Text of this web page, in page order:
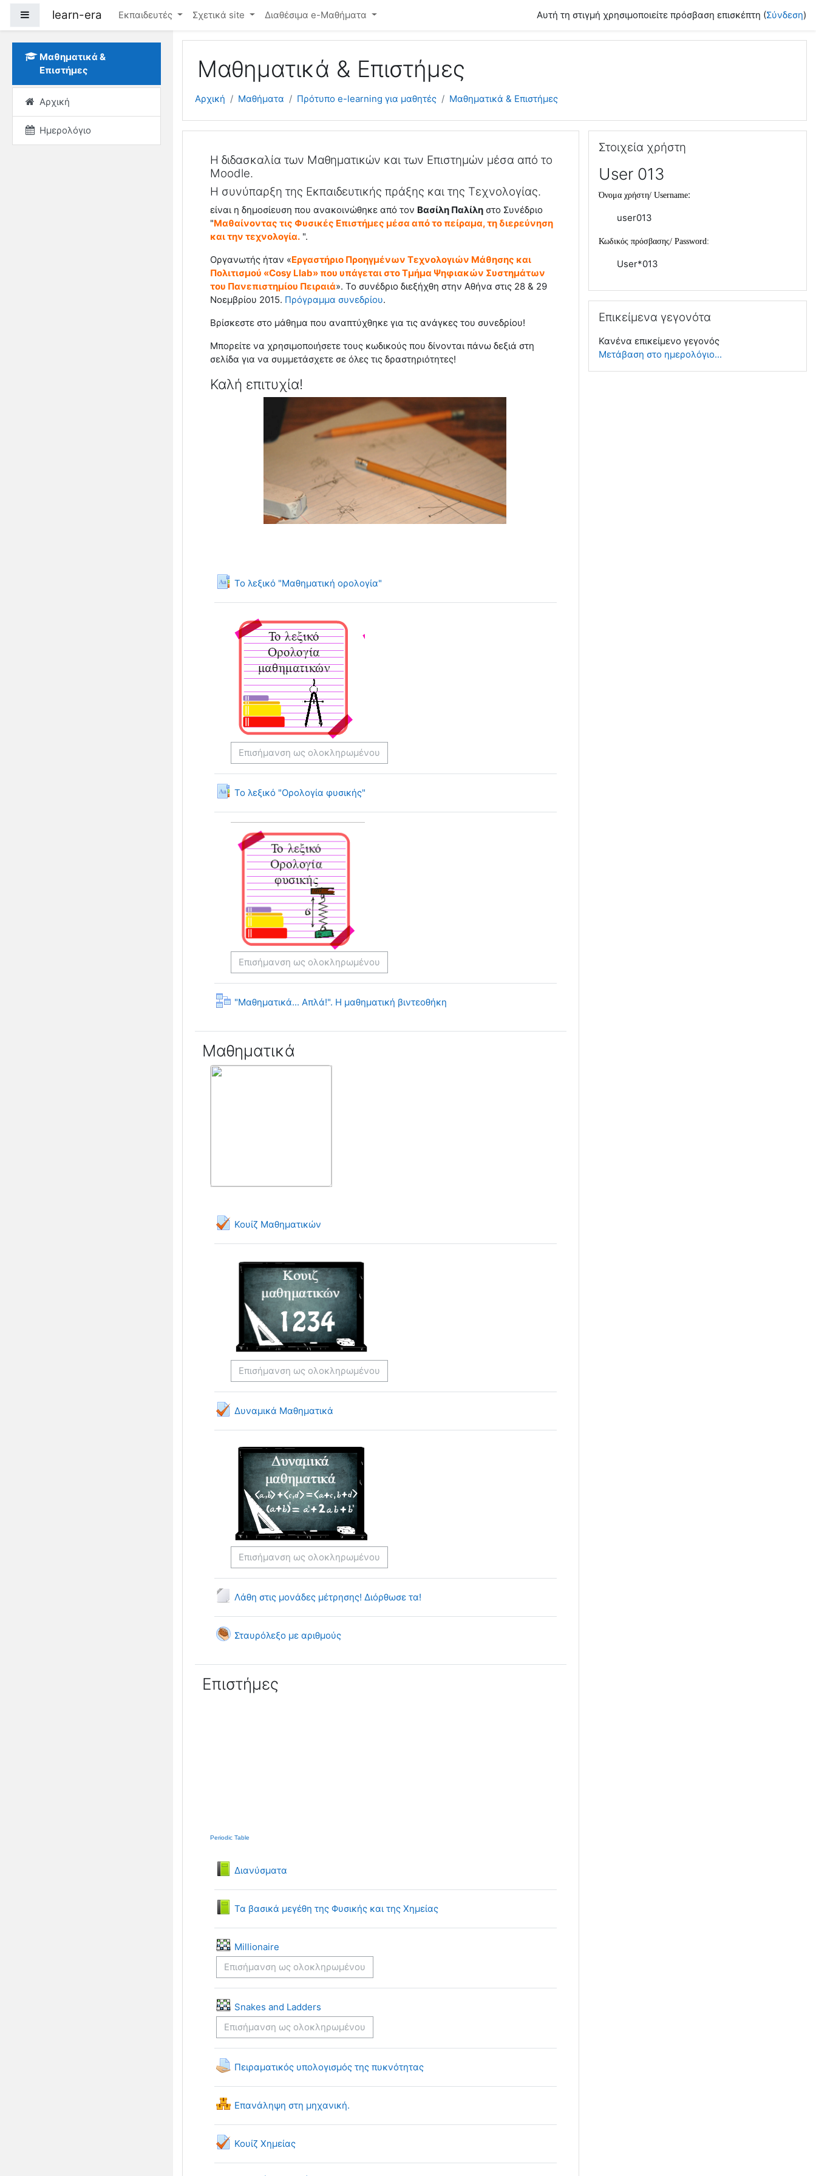
Πλευρικός πίνακας
learn-era Εκπαιδευτές Σχετικά site Διαθέσιμα e-Μαθήματα Αυτή τη στιγμή χρησιμοποιείτε πρόσβαση επισκέπτη (Σύνδεση)
Μαθηματικά &
Επιστήμες
Αρχική
Ημερολόγιο
Μαθηματικά & Επιστήμες
Αρχική Μαθήματα Πρότυπο e-learning για μαθητές Μαθηματικά & Επιστήμες
Περιγραφή θέματος
Γενικά
Η διδασκαλία των Μαθηματικών και των Επιστημών μέσα από το
Moodle.
Η συνύπαρξη της Εκπαιδευτικής πράξης και της Τεχνολογίας.
είναι η δημοσίευση που ανακοινώθηκε από τον Βασίλη Παλίλη στο Συνέδριο
"Μαθαίνοντας τις Φυσικές Επιστήμες μέσα από το πείραμα, τη διερεύνηση
και την τεχνολογία. ".
Οργανωτής ήταν «Εργαστήριο Προηγμένων Τεχνολογιών Μάθησης και
Πολιτισμού «Cosy Llab» που υπάγεται στο Τμήμα Ψηφιακών Συστημάτων
του Πανεπιστημίου Πειραιά». Το συνέδριο διεξήχθη στην Αθήνα στις 28 & 29
Νοεμβρίου 2015. Πρόγραμμα συνεδρίου.
Βρίσκεστε στο μάθημα που αναπτύχθηκε για τις ανάγκες του συνεδρίου!
Μπορείτε να χρησιμοποιήσετε τους κωδικούς που δίνονται πάνω δεξιά στη
σελίδα για να συμμετάσχετε σε όλες τις δραστηριότητες!
Καλή επιτυχία!
Το λεξικό "Μαθηματική ορολογία"Γλωσσάριο
Επισήμανση ως ολοκληρωμένου
Το λεξικό "Ορολογία φυσικής"Γλωσσάριο
Επισήμανση ως ολοκληρωμένου
"Μαθηματικά... Απλά!". Η μαθηματική βιντεοθήκηΔιδασκαλία
Μαθηματικά
Κουίζ Μαθηματικών
Επισήμανση ως ολοκληρωμένου
Δυναμικά Μαθηματικά
Κουίζ
Επισήμανση ως ολοκληρωμένου
Λάθη στις μονάδες μέτρησης! Διόρθωσε τα!
Αρχείο
Σταυρόλεξο με αριθμούς
HotPot
Επιστήμες
Periodic Table
Διανύσματα
Βιβλίο
Τα βασικά μεγέθη της Φυσικής και της Χημείας
Βιβλίο
Millionaire
Παιχνίδι
Επισήμανση ως ολοκληρωμένου
Snakes and Ladders
Παιχνίδι
Επισήμανση ως ολοκληρωμένου
Πειραματικός υπολογισμός της πυκνότηταςΑνάθεση εργασίας
Επανάληψη στη μηχανική.Πακέτο περιεχομένου IMS
Κουίζ Χημείας
Στοιχεία χρήστη
User 013
Όνομα χρήστη/ Username:
user013
Κωδικός πρόσβασης/ Password:
User*013
Επικείμενα γεγονότα
Κανένα επικείμενο γεγονός
Μετάβαση στο ημερολόγιο...